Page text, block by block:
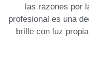
las razones por
profesional es una⁤
brille con luz